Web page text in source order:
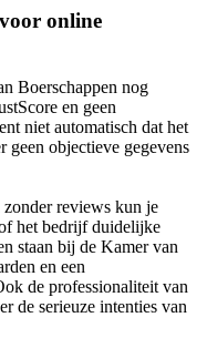
online
Boerschappen nog
en geen
niet automatisch dat het
geen objectieve gegevens
reviews kun je
het bedrijf duidelijke
staan bij de Kamer van
en een
de professionaliteit van
de serieuze intenties van